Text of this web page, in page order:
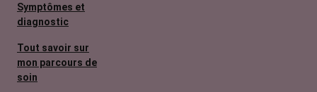
Symptômes et
diagnostic
Tout savoir sur
mon parcours de
soin